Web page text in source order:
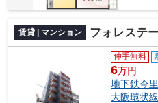
賃貸 | マンション フォレステー
仲手無料
6万円
地下鉄今
大阪環状線